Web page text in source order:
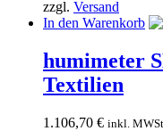
zzgl. Versand
In den Warenkorb
humimeter
Textilien
1.106,70 € inkl. MWSt